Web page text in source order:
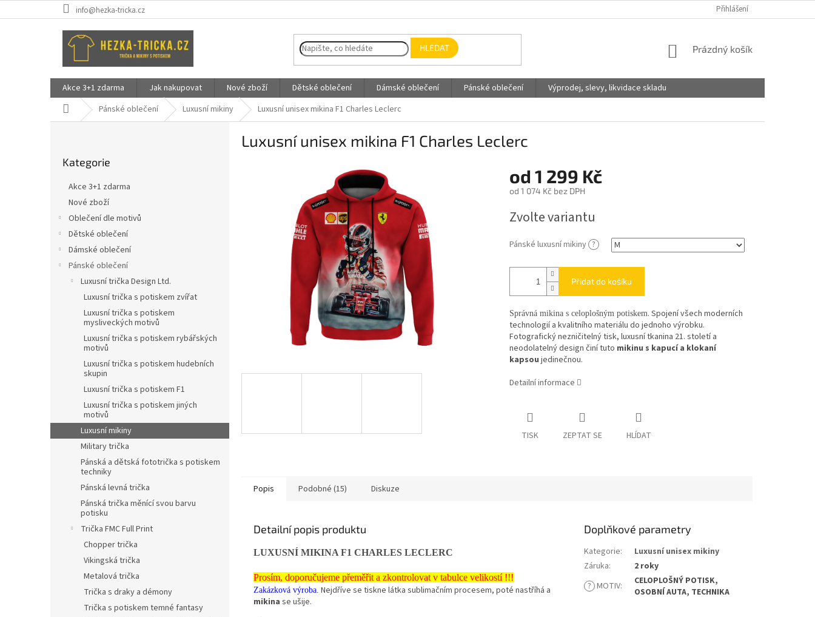
na
info@hezka-tricka.cz Přihlášení
HLEDAT
NÁKUPNÍ
Prázdný košík
Akce 3+1 zdarma Jak nakupovat Nové zboží Dětské oblečení Dámské oblečení Pánské oblečení
Výprodej, slevy, likvidace skladu
Domů Pánské oblečení Luxusní mikiny Luxusní unisex mikina F1 Charles Leclerc
kategorie
Kategorie
Akce 3+1 zdarma
Nové zboží
Oblečení dle motivů
Dětské oblečení
Dámské oblečení
Pánské oblečení
Luxusní trička Design Ltd.
Luxusní trička s potiskem zvířat
Luxusní trička s potiskem
mysliveckých motivů
Luxusní trička s potiskem rybářských
motivů
Luxusní trička s potiskem hudebních
skupin
Luxusní trička s potiskem F1
Luxusní trička s potiskem jiných
motivů
Luxusní mikiny
Military trička
Pánská a dětská fototrička s potiskem
techniky
Pánská levná trička
Pánská trička měnící svou barvu
potisku
Trička FMC Full Print
Chopper trička
Vikingská trička
Metalová trička
Trička s draky a démony
Trička s potiskem temné fantasy
Luxusní unisex mikina F1 Charles Leclerc
od 1 299 Kč
od 1 074 Kčbez DPH
cena:
Zvolte variantu
Pánské luxusní mikiny ?
Přidat do košíku
Správná mikina s celoplošným potiskem. Spojení všech moderních
technologií a kvalitního materiálu do jednoho výrobku.
Fotografický nezničitelný tisk, luxusní tkanina 21. století a
neodolatelný design činí tuto mikinu s kapucí a klokaní
kapsou jedinečnou.
Detailní informace
TISK ZEPTAT SE HLÍDAT
Popis Podobné (15) Diskuze
Detailní popis produktu
LUXUSNÍ MIKINA F1 CHARLES LECLERC
Prosím, doporučujeme přeměřit a zkontrolovat v tabulce velikostí !!!
Zakázková výroba. Nejdříve se tiskne látka sublimačním procesem, poté nastříhá a
mikina se ušije.
Doplňkové parametry
Kategorie:
Luxusní unisex mikiny
Záruka:
2 roky
? MOTIV:
CELOPLOŠNÝ POTISK,
OSOBNÍ AUTA, TECHNIKA